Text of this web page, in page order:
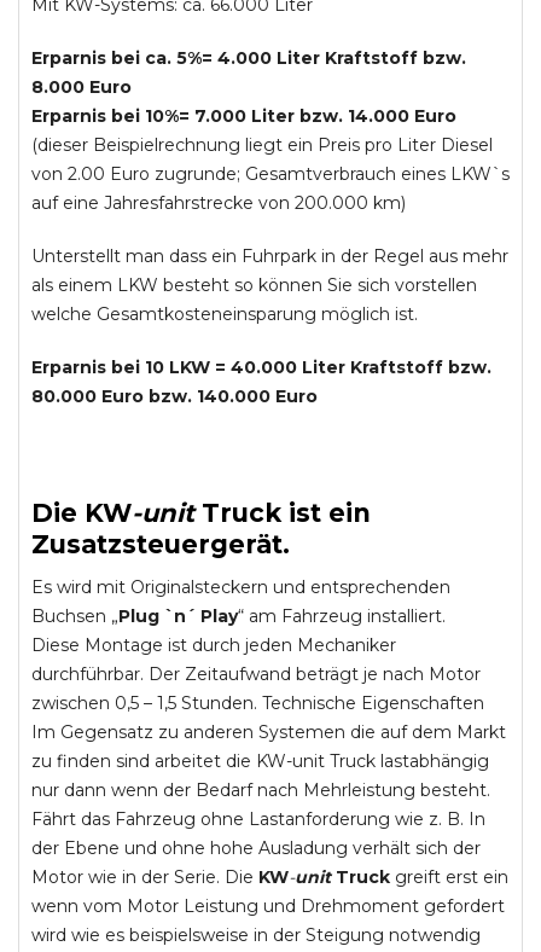
Mit KW-Systems: ca. 66.000 Liter
Erparnis bei ca. 5%= 4.000 Liter Kraftstoff bzw.
8.000 Euro
Erparnis bei 10%= 7.000 Liter bzw. 14.000 Euro
(dieser Beispielrechnung liegt ein Preis pro Liter Diesel
von 2.00 Euro zugrunde; Gesamtverbrauch eines LKW`s
auf eine Jahresfahrstrecke von 200.000 km)
Unterstellt man dass ein Fuhrpark in der Regel aus mehr
als einem LKW besteht so können Sie sich vorstellen
welche Gesamtkosteneinsparung möglich ist.
Erparnis bei 10 LKW = 40.000 Liter Kraftstoff bzw.
80.000 Euro bzw. 140.000 Euro
Die KW-unit Truckist ein
Zusatzsteuergerät.
Es wird mit Originalsteckern und entsprechenden
Buchsen „Plug `n´ Play“ am Fahrzeug installiert.
Diese Montage ist durch jeden Mechaniker
durchführbar. Der Zeitaufwand beträgt je nach Motor
zwischen 0,5 – 1,5 Stunden. Technische Eigenschaften
Im Gegensatz zu anderen Systemen die auf dem Markt
zu finden sind arbeitet die KW-unit Truck lastabhängig
nur dann wenn der Bedarf nach Mehrleistung besteht.
Fährt das Fahrzeug ohne Lastanforderung wie z. B. In
der Ebene und ohne hohe Ausladung verhält sich der
Motor wie in der Serie. Die KW-unit Truck greift erst ein
wenn vom Motor Leistung und Drehmoment gefordert
wird wie es beispielsweise in der Steigung notwendig